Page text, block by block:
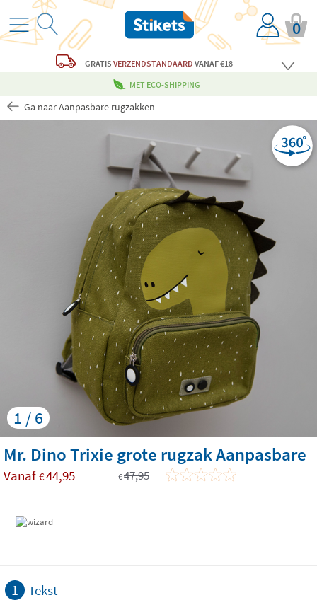
0
GRATIS VERZENDSTANDAARD VANAF €18
MET ECO-SHIPPING
Ga naar Aanpasbare rugzakken
1 / 6
Mr. Dino Trixie grote rugzak Aanpasbare
Vanaf €44,95 €47,95
1 Tekst